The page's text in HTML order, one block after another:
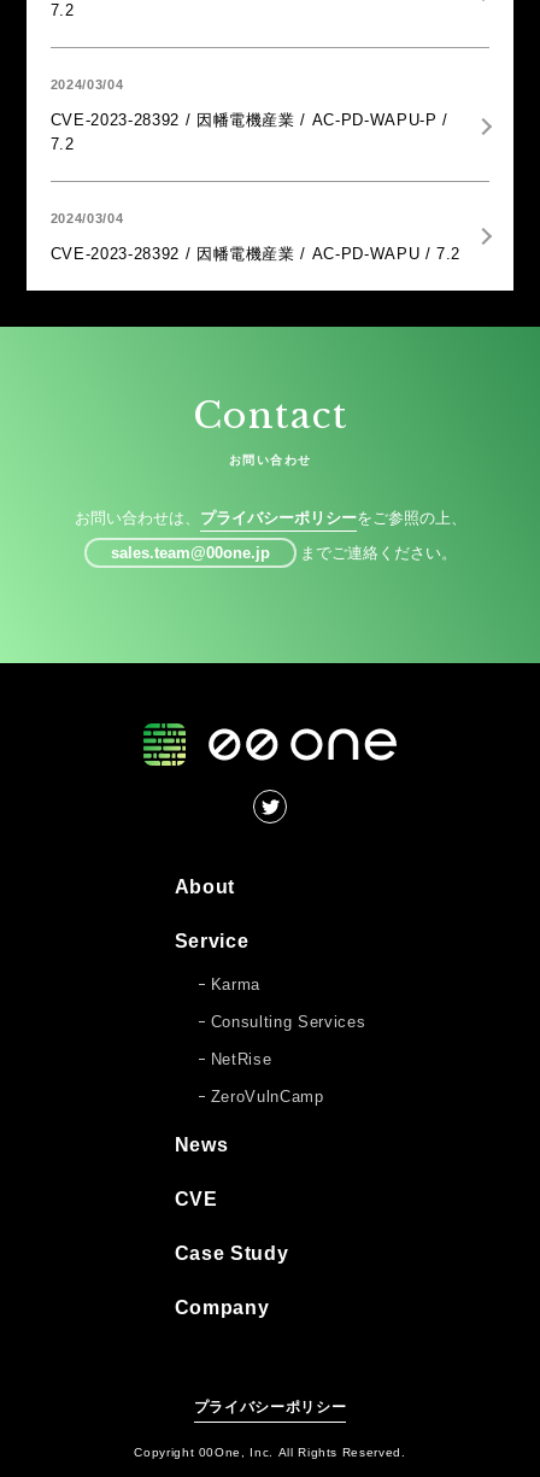
7.2
2024/03/04
CVE-2023-28392 / 因幡電機産業 / AC-PD-WAPU-P /
7.2
2024/03/04
CVE-2023-28392 / 因幡電機産業 / AC-PD-WAPU / 7.2
Contact
お問い合わせ
お問い合わせは、 プライバシーポリシーをご参照の上、
sales.team@00one.jp
までご連絡ください。
About
Service
Karma
Consulting Services
NetRise
ZeroVulnCamp
News
CVE
Case Study
Company
プライバシーポリシー
Copyright 00One, Inc. All Rights Reserved.